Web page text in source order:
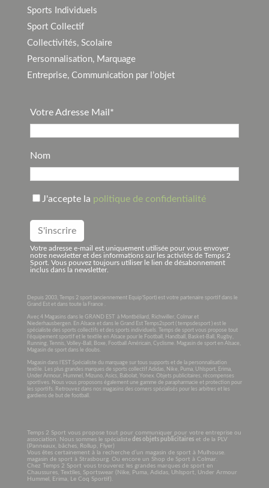
Sports Individuels
Sport Collectif
Collectivités, Scolaire
Personnalisation, Marquage
Entreprise, Communication par l’objet
Votre Adresse Mail*
Nom
J'accepte la politique de confidentialité
Votre adresse e-mail est uniquement utilisée pour vous envoyer
notre newsletter et des informations sur les activités de Temps 2
Sport. Vous pouvez toujours utiliser le lien de désabonnement
inclus dans la newsletter.
Depuis 2003, Temps 2 sport (anciennement Equip’Sport) est votre partenaire sportif dans le
Grand Est et dans toute la France .
Avec 4 Magasins dans le GRAND EST à Montbéliard, Richwiller, Colmar et
Niederhausbergen. En Alsace et dans le Grand Est Temps2sport ( tempsdesport ) est le
spécialiste des sports collectifs et des sports individuels. Temps de sport vous propose tout
l’équipement sportif et le textile en Alsace pour le Football, Handball, Basket-Ball, Rugby,
Running, Tennis, Volley-Ball, Boxe, Football Américain, Cyclisme. Magasin de sport en Alsace,
Magasin de sport dans le doubs.
Magasin dans l’EST Spécialiste du marquage sur tous supports et de la personnalisation
textile. Les plus grandes marques de sports collectif Adidas, Nike, Puma, Uhlsport, Erima,
Under Armour, Hummel, Mizuno, Asics, Babolat, Yonex. Objets publicitaires, récompenses
sportives. Nous vous proposons également une gamme de parapharmacie et protection pour
les sportifs. Retrouvez dans nos magasins des corners spécialisés pour les arbitres et les
gardiens de but de football.
Temps 2 Sport vous propose tout pour communiquer pour votre entreprise ou
association. Nous sommes le spécialistedes objets publicitaireset de la PLV
(Panneaux, bâches, Rollup, Flyer)
Vous êtes certainement à la recherche d’un magasin de sport à Mulhouse.
magasin de sport à Strasbourg. Ou encore un Shop de Sport à Colmar.
Chez Temps 2 Sport vous trouverez les grandes marques de sport en
Chaussures, Textiles, Sportswear (Nike, Puma, Adidas, Uhlsport, Under Armour
Hummel, Erima, Le Coq Sportif).